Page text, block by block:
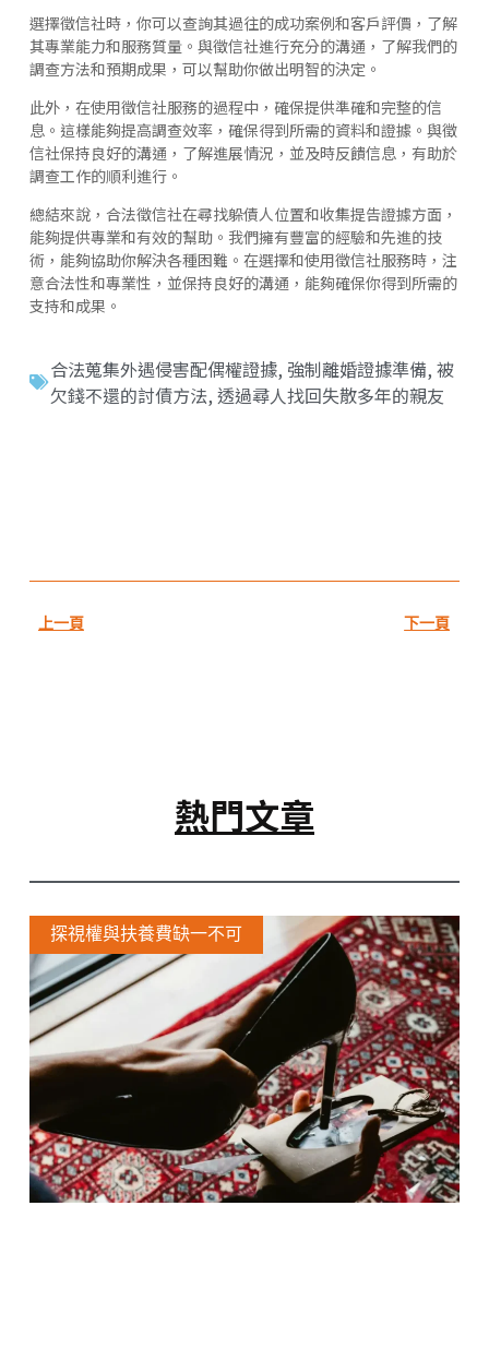
選擇徵信社時，你可以查詢其過往的成功案例和客戶評價，了解
其專業能力和服務質量。與徵信社進行充分的溝通，了解我們的
調查方法和預期成果，可以幫助你做出明智的決定。
此外，在使用徵信社服務的過程中，確保提供準確和完整的信
息。這樣能夠提高調查效率，確保得到所需的資料和證據。與徵
信社保持良好的溝通，了解進展情況，並及時反饋信息，有助於
調查工作的順利進行。
總結來說，合法徵信社在尋找躲債人位置和收集提告證據方面，
能夠提供專業和有效的幫助。我們擁有豐富的經驗和先進的技
術，能夠協助你解決各種困難。在選擇和使用徵信社服務時，注
意合法性和專業性，並保持良好的溝通，能夠確保你得到所需的
支持和成果。
合法蒐集外遇侵害配偶權證據, 強制離婚證據準備, 被
欠錢不還的討債方法, 透過尋人找回失散多年的親友
上一頁 下一頁
熱門文章
探視權與扶養費缺一不可